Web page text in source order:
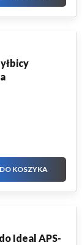
DO KOSZYKA
Ideal APS-